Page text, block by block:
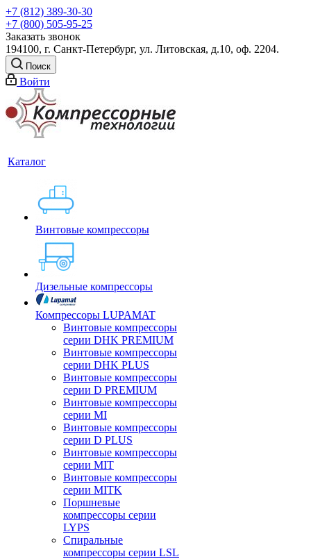
+7 (812) 389-30-30
+7 (800) 505-95-25
Заказать звонок
194100, г. Санкт-Петербург, ул. Литовская, д.10, оф. 2204.
Поиск
Войти
Каталог
Винтовые компрессоры
Дизельные компрессоры
Компрессоры LUPAMAT
Винтовые компрессоры
серии DHK PREMIUM
Винтовые компрессоры
серии DHK PLUS
Винтовые компрессоры
серии D PREMIUM
Винтовые компрессоры
серии MI
Винтовые компрессоры
серии D PLUS
Винтовые компрессоры
серии MIT
Винтовые компрессоры
серии MITK
Поршневые
компрессоры серии
LYPS
Спиральные
компрессоры серии LSL